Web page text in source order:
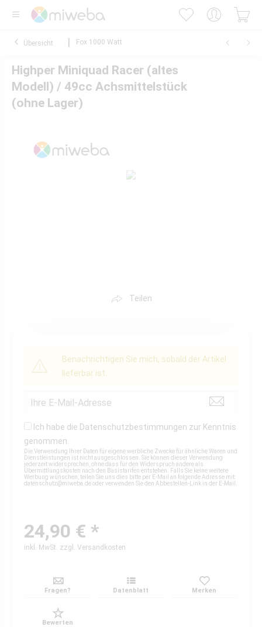
Übersicht Fox 1000 Watt
Highper Miniquad Racer (altes
Modell) / 49cc Achsmittelstück
(ohne Lager)
Teilen
Benachrichtigen Sie mich, sobald der Artikel
lieferbar ist.
Ich habe die Datenschutzbestimmungen zur Kenntnis
genommen.
Die Verwendung Ihrer Daten für eigene werbliche Zwecke für ähnliche Waren und
Dienstleistungen ist nicht ausgeschlossen. Sie können dieser Verwendung
jederzeit widersprechen, ohne dass für den Widerspruch andere als
Übermittlungskosten nach den Basistarifen entstehen. Falls Sie keine weitere
Werbung wünschen, teilen Sie uns dies bitte per E-Mail an folgende Adresse mit:
datenschutz@miweba.deoder verwenden Sie den Abbestellen-Link in der E-Mail.
24,90 € *
inkl. MwSt. zzgl. Versandkosten
Fragen? Datenblatt Merken
Bewerten